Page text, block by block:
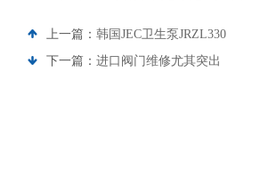
上一篇： 韩国JEC卫生泵JRZL330
下一篇： 进口阀门维修尤其突出